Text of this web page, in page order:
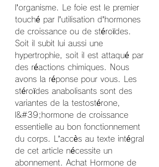
l’organisme. Le foie est le premier
touché par l’utilisation d’hormones
de croissance ou de stéroïdes.
Soit il subit lui aussi une
hypertrophie, soit il est attaqué par
des réactions chimiques. Nous
avons la réponse pour vous. Les
stéroïdes anabolisants sont des
variantes de la testostérone,
l&#39;hormone de croissance
essentielle au bon fonctionnement
du corps. L’accès au texte intégral
de cet article nécessite un
abonnement. Achat Hormone de